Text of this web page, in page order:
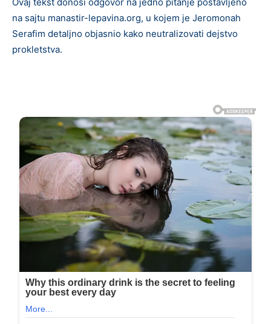
na sajtu manastir-lepavina.org, u kojem je Jeromonah
Serafim detaljno objasnio kako neutralizovati dejstvo
prokletstva.